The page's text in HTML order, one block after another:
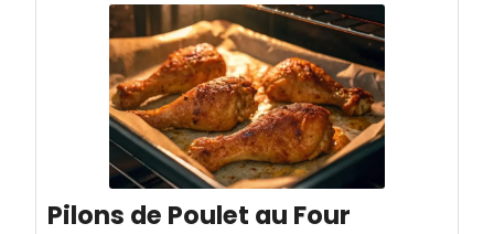
Pilons de Poulet au Four